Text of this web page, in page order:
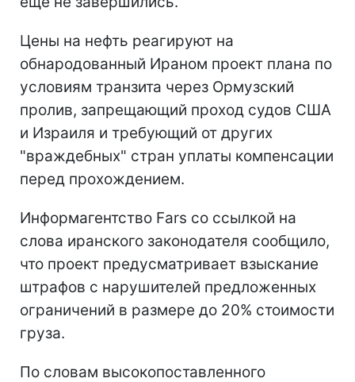
Цены на нефть реагируют на
обнародованный Ираном проект плана по
условиям транзита через Ормузский
пролив, запрещающий проход судов США
и Израиля и требующий от других
"враждебных" стран уплаты компенсации
перед прохождением.
Информагентство Fars со ссылкой на
слова иранского законодателя сообщило,
что проект предусматривает взыскание
штрафов с нарушителей предложенных
ограничений в размере до 20% стоимости
груза.
По словам высокопоставленного